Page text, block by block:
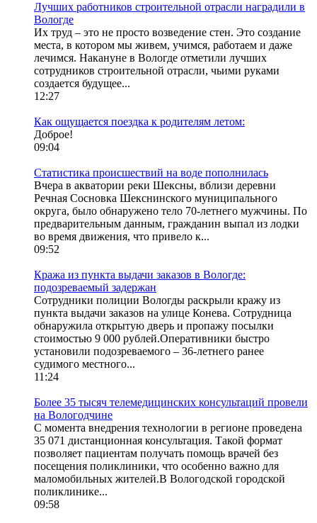
Лучших работников строительной отрасли наградили в
Вологде
Их труд – это не просто возведение стен. Это создание
места, в котором мы живем, учимся, работаем и даже
лечимся. Накануне в Вологде отметили лучших
сотрудников строительной отрасли, чьими руками
создается будущее...
12:27
Как ощущается поездка к родителям летом:
Доброе!
09:04
Статистика происшествий на воде пополнилась
Вчера в акватории реки Шексны, вблизи деревни
Речная Сосновка Шекснинского муниципального
округа, было обнаружено тело 70-летнего мужчины. По
предварительным данным, гражданин выпал из лодки
во время движения, что привело к...
09:52
Кража из пункта выдачи заказов в Вологде:
подозреваемый задержан
Сотрудники полиции Вологды раскрыли кражу из
пункта выдачи заказов на улице Конева. Сотрудница
обнаружила открытую дверь и пропажу посылки
стоимостью 9 000 рублей.Оперативники быстро
установили подозреваемого – 36-летнего ранее
судимого местного...
11:24
Более 35 тысяч телемедицинских консультаций провели
на Вологодчине
С момента внедрения технологии в регионе проведена
35 071 дистанционная консультация. Такой формат
позволяет пациентам получать помощь врачей без
посещения поликлиники, что особенно важно для
маломобильных жителей.В Вологодской городской
поликлинике...
09:58